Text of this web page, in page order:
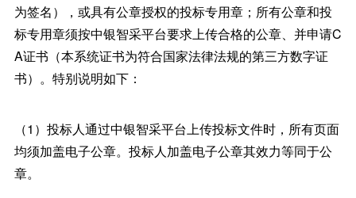
为签名），或具有公章授权的投标专用章；所有公章和投
标专用章须按中银智采平台要求上传合格的公章、并申请C
A证书（本系统证书为符合国家法律法规的第三方数字证
书）。特别说明如下：
（1）投标人通过中银智采平台上传投标文件时，所有页面
均须加盖电子公章。投标人加盖电子公章其效力等同于公
章。